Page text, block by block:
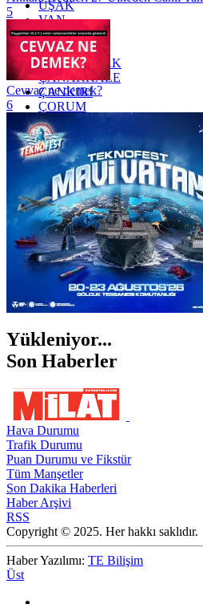
UŞAK
VAN
YALOVA
YOZGAT
ZONGULDAK
ÇANAKKALE
ÇANKIRI
ÇORUM
İSTANBUL
İZMİR
ŞANLIURFA
ŞIRNAK
5
Cevvaz ne demek?
6
Yükleniyor...
Son Haberler
Hava Durumu
Trafik Durumu
Puan Durumu ve Fikstür
Tüm Manşetler
Son Dakika Haberleri
Haber Arşivi
RSS
Copyright © 2025. Her hakkı saklıdır.
Haber Yazılımı: TE Bilişim
Üst